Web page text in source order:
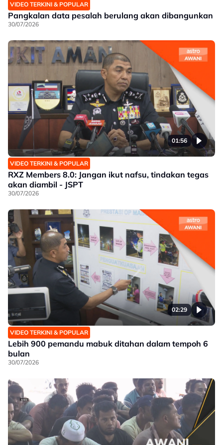
VIDEO TERKINI & POPULAR
Pangkalan data pesalah berulang akan dibangunkan
30/07/2026
01:56
VIDEO TERKINI & POPULAR
RXZ Members 8.0: Jangan ikut nafsu, tindakan tegas
akan diambil - JSPT
30/07/2026
02:29
VIDEO TERKINI & POPULAR
Lebih 900 pemandu mabuk ditahan dalam tempoh 6
bulan
30/07/2026